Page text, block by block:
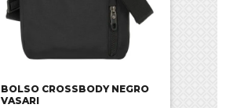
BOLSO CROSSBODY NEGRO
VASARI